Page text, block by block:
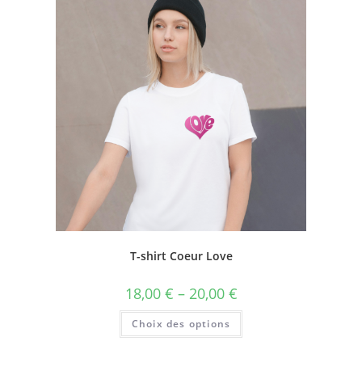
T-shirt Coeur Love
18,00 € – 20,00 €
Choix des options